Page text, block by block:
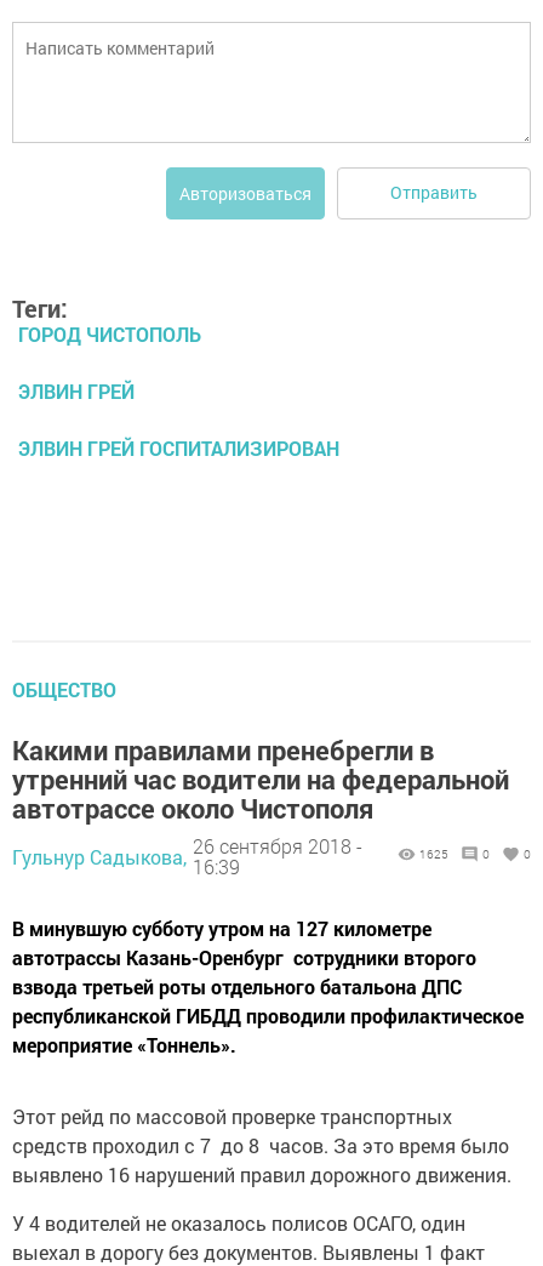
Авторизоваться Отправить
Теги:
ГОРОД ЧИСТОПОЛЬ
ЭЛВИН ГРЕЙ
ЭЛВИН ГРЕЙ ГОСПИТАЛИЗИРОВАН
ОБЩЕСТВО
Какими правилами пренебрегли в
утренний час водители на федеральной
автотрассе около Чистополя
Гульнур Садыкова, 26 сентября 2018 -
16:39
1625 0 0
В минувшую субботу утром на 127 километре
автотрассы Казань-Оренбург сотрудники второго
взвода третьей роты отдельного батальона ДПС
республиканской ГИБДД проводили профилактическое
мероприятие «Тоннель».
Этот рейд по массовой проверке транспортных
средств проходил c 7 до 8 часов. За это время было
выявлено 16 нарушений правил дорожного движения.
У 4 водителей не оказалось полисов ОСАГО, один
выехал в дорогу без документов. Выявлены 1 факт